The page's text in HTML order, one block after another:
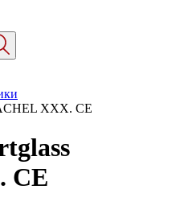
XXX. CE
CE